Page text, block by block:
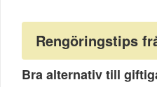
Rengöringstips
Bra alternativ till